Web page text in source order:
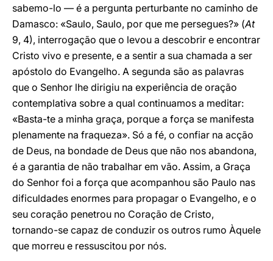
sabemo-lo — é a pergunta perturbante no caminho de
Damasco: «Saulo, Saulo, por que me persegues?» (At
9, 4), interrogação que o levou a descobrir e encontrar
Cristo vivo e presente, e a sentir a sua chamada a ser
apóstolo do Evangelho. A segunda são as palavras
que o Senhor lhe dirigiu na experiência de oração
contemplativa sobre a qual continuamos a meditar:
«Basta-te a minha graça, porque a força se manifesta
plenamente na fraqueza». Só a fé, o confiar na acção
de Deus, na bondade de Deus que não nos abandona,
é a garantia de não trabalhar em vão. Assim, a Graça
do Senhor foi a força que acompanhou são Paulo nas
dificuldades enormes para propagar o Evangelho, e o
seu coração penetrou no Coração de Cristo,
tornando-se capaz de conduzir os outros rumo Àquele
que morreu e ressuscitou por nós.